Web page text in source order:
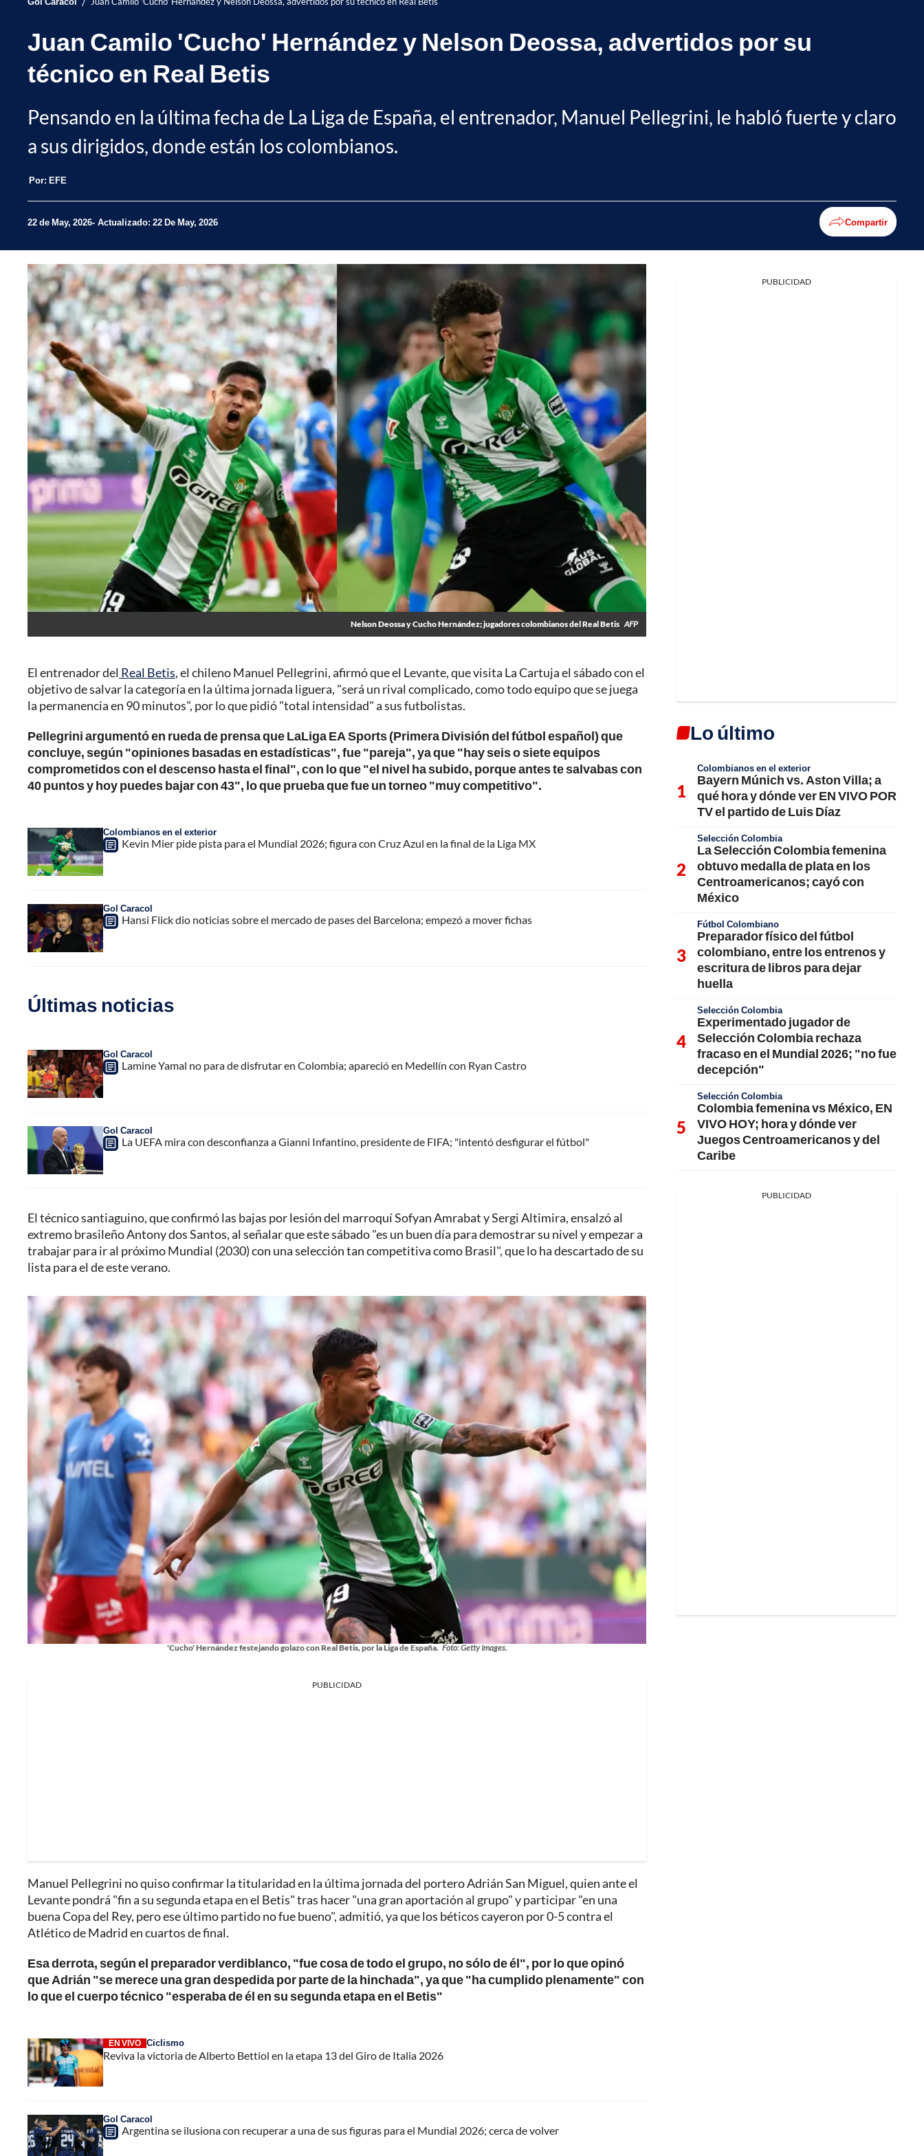
Juan Camilo 'Cucho' Hernández y Nelson Deossa, advertidos por su
técnico en Real Betis
Pensando en la última fecha de La Liga de España, el entrenador, Manuel Pellegrini, le habló fuerte y claro
a sus dirigidos, donde están los colombianos.
Por: EFE
22 de May, 2026 Actualizado: 22 De May, 2026 Compartir
Nelson Deossa y Cucho Hernández; jugadores colombianos del Real Betis AFP
El entrenador del Real Betis, el chileno Manuel Pellegrini, afirmó que el Levante, que visita La Cartuja el sábado con el
objetivo de salvar la categoría en la última jornada liguera, "será un rival complicado, como todo equipo que se juega
la permanencia en 90 minutos", por lo que pidió "total intensidad" a sus futbolistas.
Pellegrini argumentó en rueda de prensa que LaLiga EA Sports (Primera División del fútbol español) que
concluye, según "opiniones basadas en estadísticas", fue "pareja", ya que "hay seis o siete equipos
comprometidos con el descenso hasta el final", con lo que "el nivel ha subido, porque antes te salvabas con
40 puntos y hoy puedes bajar con 43", lo que prueba que fue un torneo "muy competitivo".
Colombianos en el exterior
Kevin Mier pide pista para el Mundial 2026; figura con Cruz Azul en la final de la Liga MX
Gol Caracol
Hansi Flick dio noticias sobre el mercado de pases del Barcelona; empezó a mover fichas
Últimas noticias
Gol Caracol
Lamine Yamal no para de disfrutar en Colombia; apareció en Medellín con Ryan Castro
Gol Caracol
La UEFA mira con desconfianza a Gianni Infantino, presidente de FIFA; "intentó desfigurar el fútbol"
El técnico santiaguino, que confirmó las bajas por lesión del marroquí Sofyan Amrabat y Sergi Altimira, ensalzó al
extremo brasileño Antony dos Santos, al señalar que este sábado "es un buen día para demostrar su nivel y empezar a
trabajar para ir al próximo Mundial (2030) con una selección tan competitiva como Brasil", que lo ha descartado de su
lista para el de este verano.
'Cucho' Hernández festejando golazo con Real Betis, por la Liga de España. Foto: Getty Images.
PUBLICIDAD
Manuel Pellegrini no quiso confirmar la titularidad en la última jornada del portero Adrián San Miguel, quien ante el
Levante pondrá "fin a su segunda etapa en el Betis" tras hacer "una gran aportación al grupo" y participar "en una
buena Copa del Rey, pero ese último partido no fue bueno", admitió, ya que los béticos cayeron por 0-5 contra el
Atlético de Madrid en cuartos de final.
Esa derrota, según el preparador verdiblanco, "fue cosa de todo el grupo, no sólo de él", por lo que opinó
que Adrián "se merece una gran despedida por parte de la hinchada", ya que "ha cumplido plenamente" con
lo que el cuerpo técnico "esperaba de él en su segunda etapa en el Betis"
EN VIVO Ciclismo
Reviva la victoria de Alberto Bettiol en la etapa 13 del Giro de Italia 2026
Gol Caracol
Argentina se ilusiona con recuperar a una de sus figuras para el Mundial 2026; cerca de volver
PUBLICIDAD
Lo último
Colombianos en el exterior
Bayern Múnich vs. Aston Villa; a
qué hora y dónde ver EN VIVO POR
TV el partido de Luis Díaz
Selección Colombia
La Selección Colombia femenina
obtuvo medalla de plata en los
Centroamericanos; cayó con
México
Fútbol Colombiano
Preparador físico del fútbol
colombiano, entre los entrenos y
escritura de libros para dejar
huella
Selección Colombia
Experimentado jugador de
Selección Colombia rechaza
fracaso en el Mundial 2026; "no fue
decepción"
Selección Colombia
Colombia femenina vs México, EN
VIVO HOY; hora y dónde ver
Juegos Centroamericanos y del
Caribe
PUBLICIDAD